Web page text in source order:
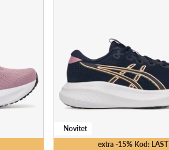
extra -15% Kod: LAST
Novitet